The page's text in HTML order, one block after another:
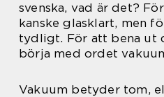
svenska, vad är det?
kanske glasklart, men
tydligt. För att bena ut
börja med ordet
Vakuum betyder tom,